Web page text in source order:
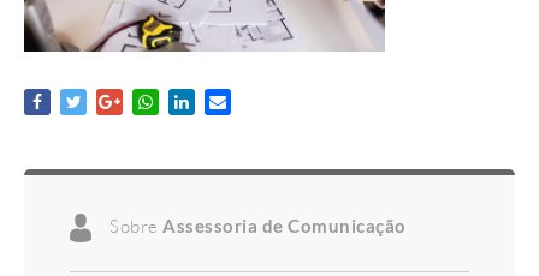
Sobre Assessoria de Comunicação